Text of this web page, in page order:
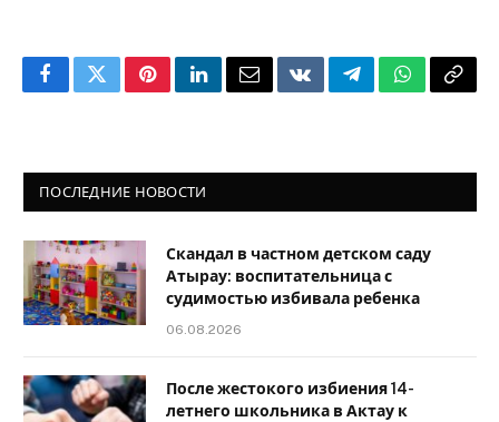
FacebookTwitterPinterestLinkedInEmailVKontakteTelegramWhatsApp
Copy
ПОСЛЕДНИЕ НОВОСТИ
Скандал в частном детском саду
Атырау: воспитательница с
судимостью избивала ребенка
06.08.2026
После жестокого избиения 14-
летнего школьника в Актау к